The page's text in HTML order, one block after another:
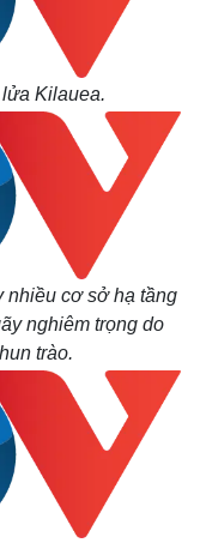
Kilauea.
nhiều cơ sở hạ tầng
nghiêm trọng do
trào.